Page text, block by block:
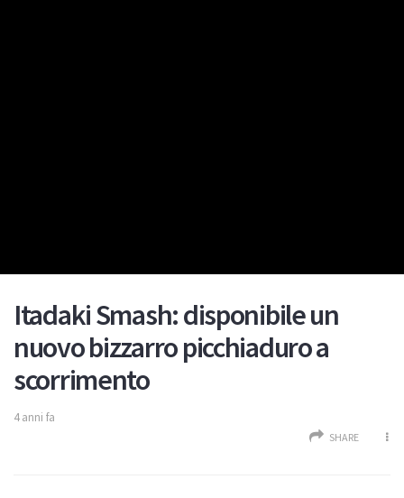
Itadaki Smash: disponibile un
nuovo bizzarro picchiaduro a
scorrimento
4 anni fa
SHARE